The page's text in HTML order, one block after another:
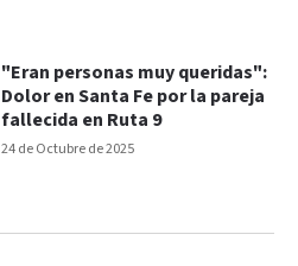
24 de Octubre de 2025
"Eran personas muy queridas":
Dolor en Santa Fe por la pareja
fallecida en Ruta 9